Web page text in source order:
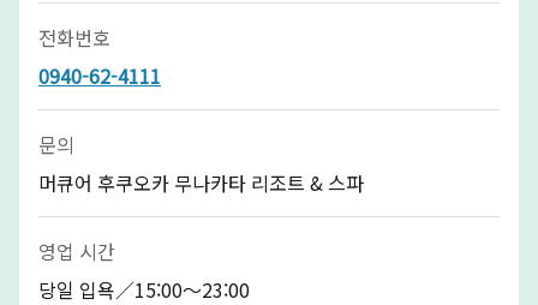
전화번호
0940-62-4111
문의
머큐어 후쿠오카 무나카타 리조트 & 스파
영업 시간
당일 입욕／15:00〜23:00